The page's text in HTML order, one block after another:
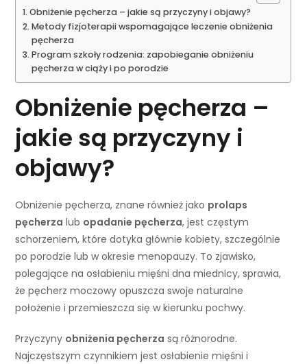
Obniżenie pęcherza – jakie są przyczyny i objawy?
Metody fizjoterapii wspomagające leczenie obniżenia
pęcherza
Program szkoły rodzenia: zapobieganie obniżeniu
pęcherza w ciąży i po porodzie
Obniżenie pęcherza –
jakie są przyczyny i
objawy?
Obniżenie pęcherza, znane również jako prolaps
pęcherza lub opadanie pęcherza, jest częstym
schorzeniem, które dotyka głównie kobiety, szczególnie
po porodzie lub w okresie menopauzy. To zjawisko,
polegające na osłabieniu mięśni dna miednicy, sprawia,
że pęcherz moczowy opuszcza swoje naturalne
położenie i przemieszcza się w kierunku pochwy.
Przyczyny obniżenia pęcherza są różnorodne.
Najczęstszym czynnikiem jest osłabienie mięśni i